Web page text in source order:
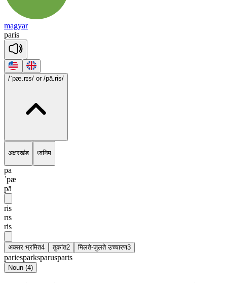
magyar
paris
/ˈpæ.rɪs/ or /pā.ris/
अक्षरखंड ध्वनिम
pa
ˈpæ
pā
ris
rɪs
ris
अक्सर भ्रमित4 तुकांत2 मिलते-जुलते उच्चारण3
pariesparksparusparts
Noun (4)